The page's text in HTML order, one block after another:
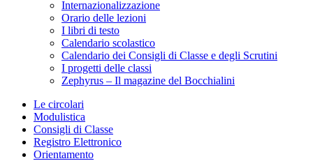
Internazionalizzazione
Orario delle lezioni
I libri di testo
Calendario scolastico
Calendario dei Consigli di Classe e degli Scrutini
I progetti delle classi
Zephyrus – Il magazine del Bocchialini
Le circolari
Modulistica
Consigli di Classe
Registro Elettronico
Orientamento